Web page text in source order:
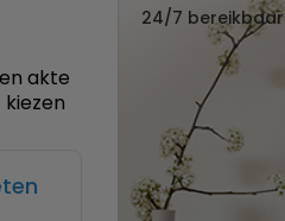
akte
24/7 bereikbaar